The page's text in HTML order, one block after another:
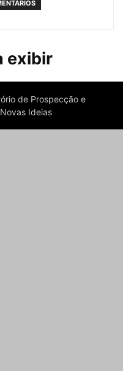
exibir
de Prospecção e
Ideias